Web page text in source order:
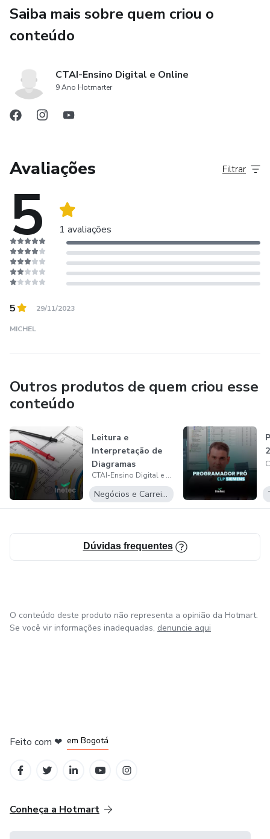
Saiba mais sobre quem criou o
conteúdo
CTAI-Ensino Digital e Online
9 Ano Hotmarter
Avaliações
5 1 avaliações
Filtrar
5 29/11/2023
MICHEL
Outros produtos de quem criou esse
conteúdo
Leitura e
Interpretação de
Diagramas
Eletricos (LIDE)
CTAI-Ensino Digital e Online
Negócios e Carreira
Dúvidas frequentes
O conteúdo deste produto não representa a opinião da Hotmart.
Se você vir informações inadequadas, denuncie aqui
Feito com ❤ em Bogotá
Conheça a Hotmart